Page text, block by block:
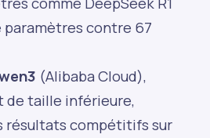
paramètres contre 67
(Alibaba Cloud),
de taille inférieure,
résultats compétitifs sur